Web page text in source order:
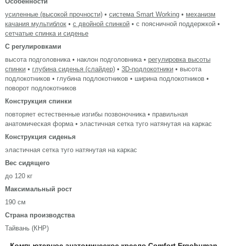
усиленные (высокой прочности) • система Smart Working • механизм
качания мультиблок • с двойной спинкой • с поясничной поддержкой •
сетчатые спинка и сиденье
С регулировками
высота подголовника • наклон подголовника • регулировка высоты
спинки • глубина сиденья (слайдер) • 3D-подлокотники • высота
подлокотников • глубина подлокотников • ширина подлокотников •
поворот подлокотников
Конструкция спинки
повторяет естественные изгибы позвоночника • правильная
анатомическая форма • эластичная сетка туго натянутая на каркас
Конструкция сиденья
эластичная сетка туго натянутая на каркас
Вес сидящего
до 120 кг
Максимальный рост
190 см
Страна производства
Тайвань (КНР)